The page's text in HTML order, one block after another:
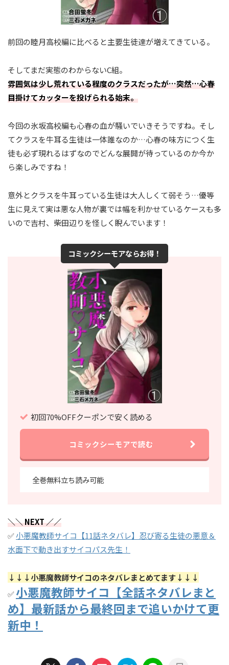
前回の睦月高校編に比べると主要生徒達が増えてきている。
そしてまだ実態のわからないC組。
雰囲気は少し荒れている程度のクラスだったが…突然…心春
目掛けてカッターを投げられる始末。
今回の氷坂高校編も心春の血が騒いでいきそうですね。そし
てクラスを牛耳る生徒は一体誰なのか…心春の味方につく生
徒も必ず現れるはずなのでどんな展開が待っているのか今か
ら楽しみですね！
意外とクラスを牛耳っている生徒は大人しくて弱そう…優等
生に見えて実は悪な人物が裏では幅を利かせているケースも多
いので吉村、柴田辺りを怪しく睨んでいます！
コミックシーモアならお得！
初回70%OFFクーポンで安く読める
コミックシーモアで読む
全巻無料立ち読み可能
＼＼ NEXT ／／
✅小悪魔教師サイコ【11話ネタバレ】忍び寄る生徒の悪意＆
水面下で動き出すサイコパス先生！
↓↓↓小悪魔教師サイコのネタバレまとめてます↓↓↓
✅小悪魔教師サイコ【全話ネタバレまと
め】最新話から最終回まで追いかけて更
新中！